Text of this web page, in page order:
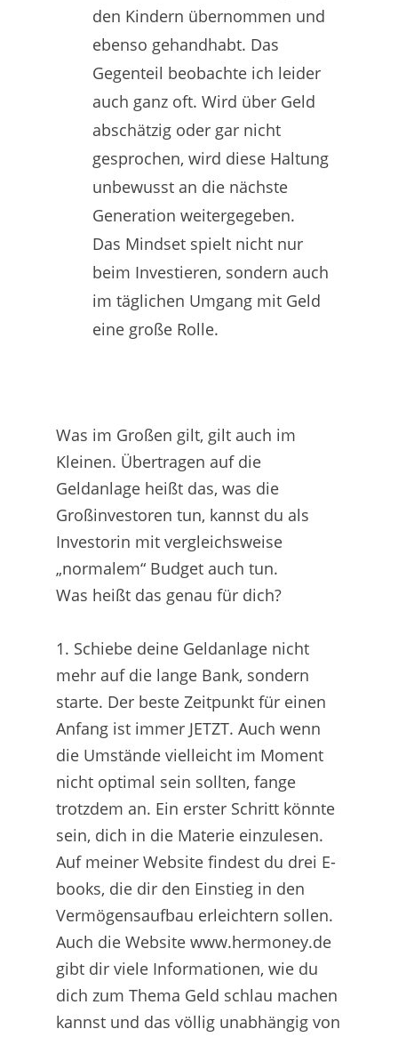
den Kindern übernommen und
ebenso gehandhabt. Das
Gegenteil beobachte ich leider
auch ganz oft. Wird über Geld
abschätzig oder gar nicht
gesprochen, wird diese Haltung
unbewusst an die nächste
Generation weitergegeben.
Das Mindset spielt nicht nur
beim Investieren, sondern auch
im täglichen Umgang mit Geld
eine große Rolle.
Was im Großen gilt, gilt auch im
Kleinen. Übertragen auf die
Geldanlage heißt das, was die
Großinvestoren tun, kannst du als
Investorin mit vergleichsweise
„normalem“ Budget auch tun.
Was heißt das genau für dich?
1. Schiebe deine Geldanlage nicht
mehr auf die lange Bank, sondern
starte. Der beste Zeitpunkt für einen
Anfang ist immer JETZT. Auch wenn
die Umstände vielleicht im Moment
nicht optimal sein sollten, fange
trotzdem an. Ein erster Schritt könnte
sein, dich in die Materie einzulesen.
Auf meiner Website findest du drei E-
books, die dir den Einstieg in den
Vermögensaufbau erleichtern sollen.
Auch die Website www.hermoney.de
gibt dir viele Informationen, wie du
dich zum Thema Geld schlau machen
kannst und das völlig unabhängig von